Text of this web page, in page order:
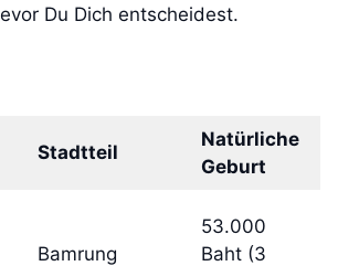
Du Dich entscheidest.
Stadtteil
Natürliche
Geburt
Bamrung
53.000
Baht (3